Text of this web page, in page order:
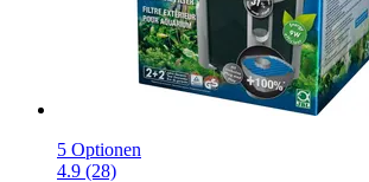
5 Optionen
4.9 (28)